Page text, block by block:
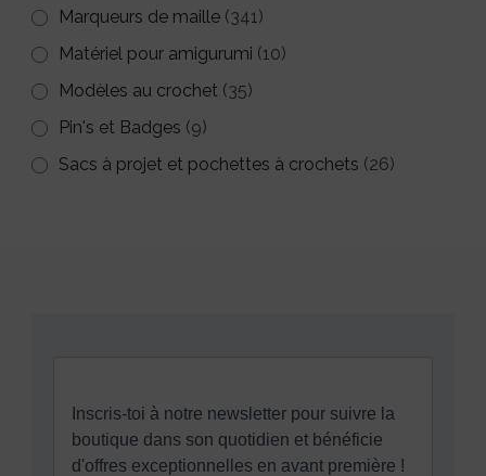
Marqueurs de maille (341)
Matériel pour amigurumi (10)
Modèles au crochet (35)
Pin's et Badges (9)
Sacs à projet et pochettes à crochets (26)